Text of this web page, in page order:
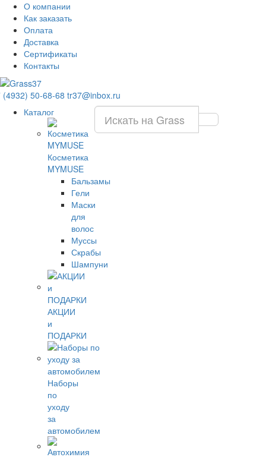
О компании
Как заказать
Оплата
Доставка
Сертификаты
Контакты
(4932) 50-68-68 tr37@inbox.ru
Каталог
Косметика
MYMUSE
Бальзамы
Гели
Маски
для
волос
Муссы
Скрабы
Шампуни
АКЦИИ
и
ПОДАРКИ
Наборы
по
уходу
за
автомобилем